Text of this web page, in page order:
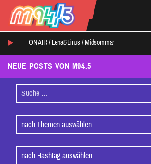
ON AIR / Lena&Linus / Midsommar
NEUE POSTS VON M94.5